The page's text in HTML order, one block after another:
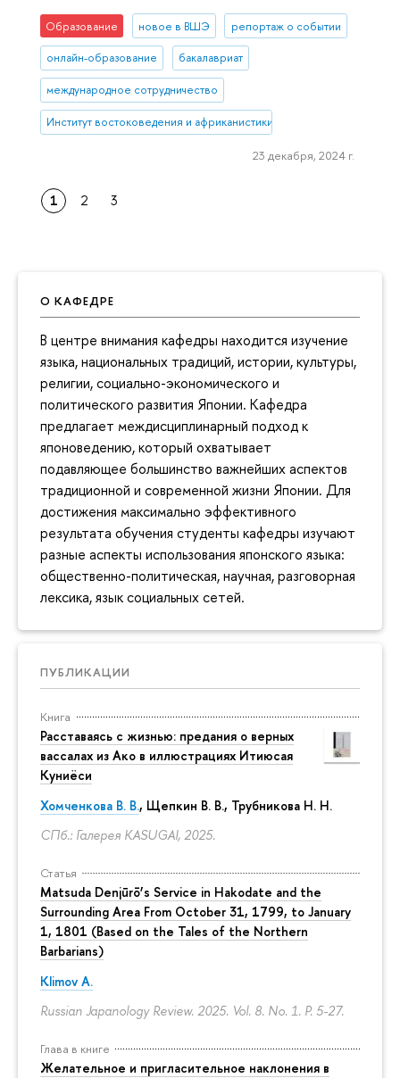
О КАФЕДРЕ
В центре внимания кафедры находится изучение
языка, национальных традиций, истории, культуры,
религии, социально-экономического и
политического развития Японии. Кафедра
предлагает междисциплинарный подход к
японоведению, который охватывает
подавляющее большинство важнейших аспектов
традиционной и современной жизни Японии. Для
достижения максимально эффективного
результата обучения студенты кафедры изучают
разные аспекты использования японского языка:
общественно-политическая, научная, разговорная
лексика, язык социальных сетей.
ПУБЛИКАЦИИ
Книга
Расставаясь с жизнью: предания о верных
вассалах из Ако в иллюстрациях Итиюсая
Куниёси
Хомченкова В. В., Щепкин В. В., Трубникова Н. Н.
СПб.: Галерея KASUGAI, 2025.
Статья
Matsuda Denjūrō’s Service in Hakodate and the
Surrounding Area From October 31, 1799, to January
1, 1801 (Based on the Tales of the Northern
Barbarians)
Klimov A.
Russian Japanology Review. 2025. Vol. 8. No. 1. P. 5-27.
Глава в книге
Желательное и пригласительное наклонения в
Образование новое в ВШЭ репортаж о событии
онлайн-образование бакалавриат
международное сотрудничество
Институт востоковедения и африканистики
23 декабря, 2024 г.
1 2 3